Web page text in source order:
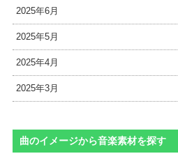
2025年6月
2025年5月
2025年4月
2025年3月
曲のイメージから音楽素材を探す